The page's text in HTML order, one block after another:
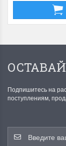
Подпишитесь на
поступлениям,